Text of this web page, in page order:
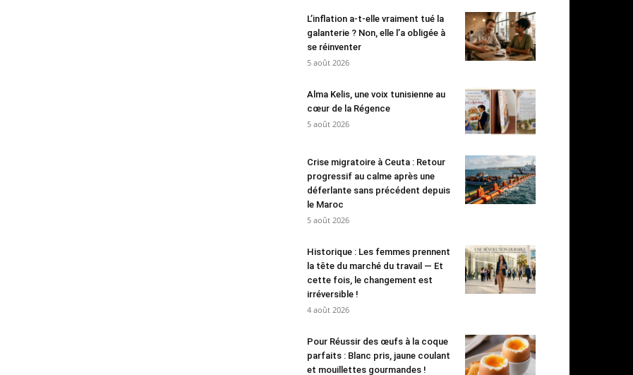
L’inflation a-t-elle vraiment tué la
galanterie ? Non, elle l’a obligée à
se réinventer
5 août 2026
Alma Kelis, une voix tunisienne au
cœur de la Régence
5 août 2026
Crise migratoire à Ceuta : Retour
progressif au calme après une
déferlante sans précédent depuis
le Maroc
5 août 2026
Historique : Les femmes prennent
la tête du marché du travail — Et
cette fois, le changement est
irréversible !
4 août 2026
Pour Réussir des œufs à la coque
parfaits : Blanc pris, jaune coulant
et mouillettes gourmandes !